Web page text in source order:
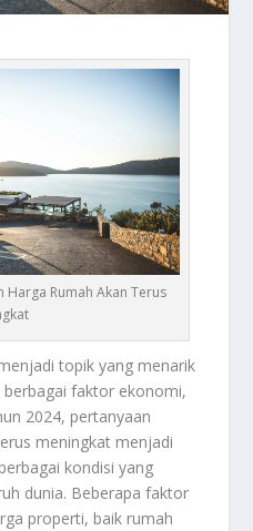
Rumah Akan Terus
topik yang menarik
faktor ekonomi,
2024, pertanyaan
meningkat menjadi
kondisi yang
dunia. Beberapa faktor
properti, baik rumah